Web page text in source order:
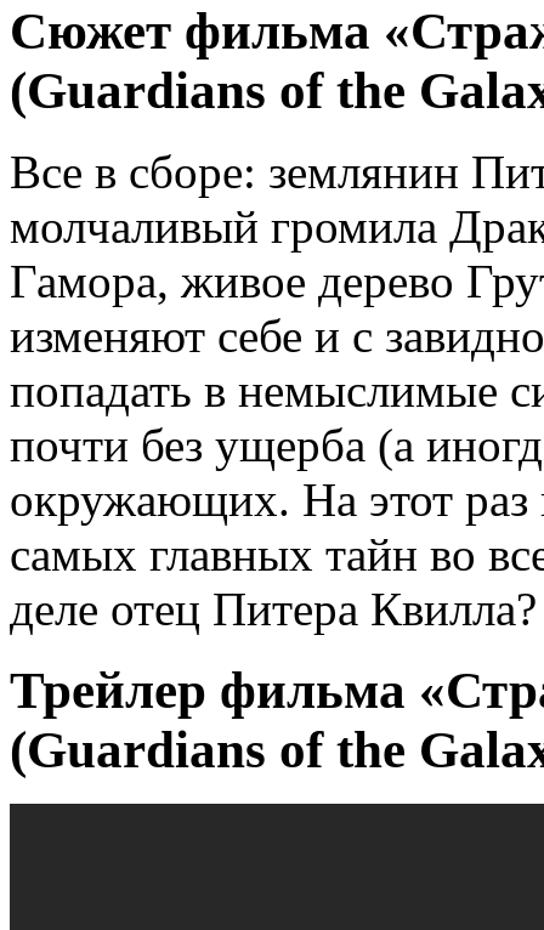
Сюжет фильма
(Guardians of the
Все в сборе: землянин
молчаливый громила
Гамора, живое дерево
изменяют себе и с
попадать в немыслимые
почти без ущерба (а
окружающих. На этот раз
самых главных тайн во
деле отец Питера Квилла?
Трейлер фильма
(Guardians of the